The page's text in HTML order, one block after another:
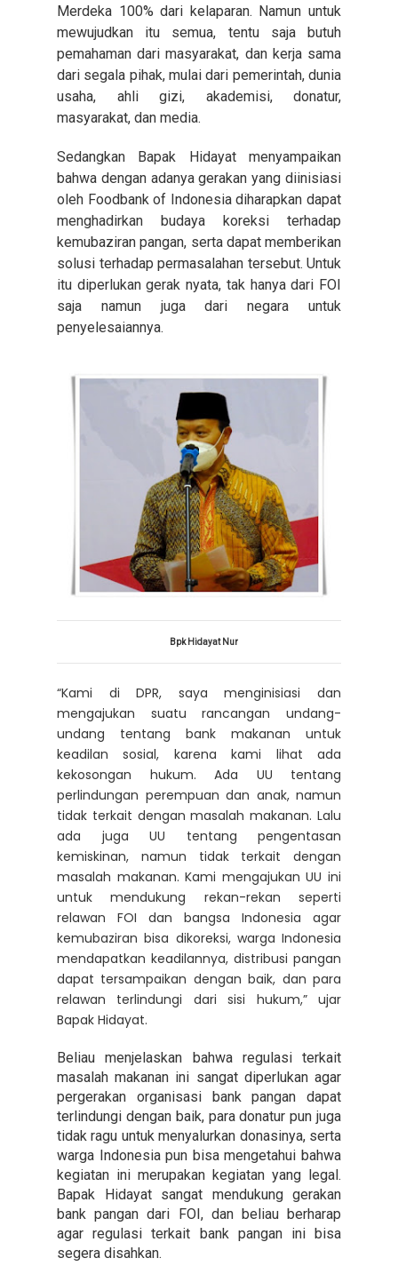
Merdeka 100% dari kelaparan. Namun untuk
mewujudkan itu semua, tentu saja butuh
pemahaman dari masyarakat, dan kerja sama
dari segala pihak, mulai dari pemerintah, dunia
usaha, ahli gizi, akademisi, donatur,
masyarakat, dan media.
Sedangkan Bapak Hidayat menyampaikan
bahwa dengan adanya gerakan yang diinisiasi
oleh Foodbank of Indonesia diharapkan dapat
menghadirkan budaya koreksi terhadap
kemubaziran pangan, serta dapat memberikan
solusi terhadap permasalahan tersebut. Untuk
itu diperlukan gerak nyata, tak hanya dari FOI
saja namun juga dari negara untuk
penyelesaiannya.
Bpk Hidayat Nur
“Kami di DPR, saya menginisiasi dan
mengajukan suatu rancangan undang-
undang tentang bank makanan untuk
keadilan sosial, karena kami lihat ada
kekosongan hukum. Ada UU tentang
perlindungan perempuan dan anak, namun
tidak terkait dengan masalah makanan. Lalu
ada juga UU tentang pengentasan
kemiskinan, namun tidak terkait dengan
masalah makanan. Kami mengajukan UU ini
untuk mendukung rekan-rekan seperti
relawan FOI dan bangsa Indonesia agar
kemubaziran bisa dikoreksi, warga Indonesia
mendapatkan keadilannya, distribusi pangan
dapat tersampaikan dengan baik, dan para
relawan terlindungi dari sisi hukum,” ujar
Bapak Hidayat.
Beliau menjelaskan bahwa regulasi terkait
masalah makanan ini sangat diperlukan agar
pergerakan organisasi bank pangan dapat
terlindungi dengan baik, para donatur pun juga
tidak ragu untuk menyalurkan donasinya, serta
warga Indonesia pun bisa mengetahui bahwa
kegiatan ini merupakan kegiatan yang legal.
Bapak Hidayat sangat mendukung gerakan
bank pangan dari FOI, dan beliau berharap
agar regulasi terkait bank pangan ini bisa
segera disahkan.